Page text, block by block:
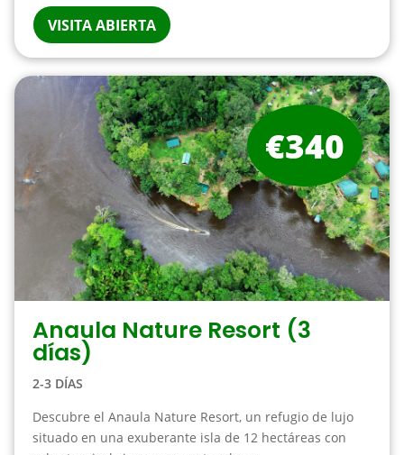
VISITA ABIERTA
Anaula Nature Resort (3
días)
2-3 DÍAS
Descubre el Anaula Nature Resort, un refugio de lujo
situado en una exuberante isla de 12 hectáreas con
€340